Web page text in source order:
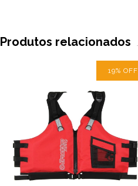
Produtos relacionados
19% OFF